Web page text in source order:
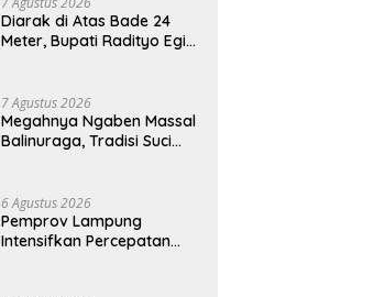
Diarak di Atas Bade 24
Meter, Bupati Radityo Egi
‘Penglipuran’ Kedua pada
2027
7 Agustus 2026
Megahnya Ngaben Massal
Balinuraga, Tradisi Suci
dan Merekatkan Ikatan
Keluarga
6 Agustus 2026
Pemprov Lampung
Intensifkan Percepatan